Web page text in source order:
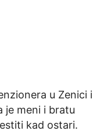
u Zenici i
je meni i bratu
kad ostari.